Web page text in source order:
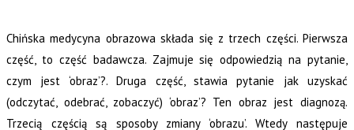
Chińska medycyna obrazowa składa się z trzech części. Pierwsza
część, to część badawcza. Zajmuje się odpowiedzią na pytanie,
czym jest ‘obraz’?. Druga część, stawia pytanie jak uzyskać
(odczytać, odebrać, zobaczyć) ‘obraz’? Ten obraz jest diagnozą.
Trzecią częścią są sposoby zmiany ‘obrazu’. Wtedy następuje